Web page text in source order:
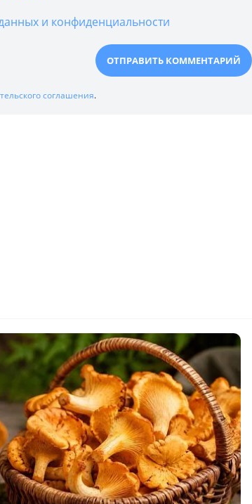
и конфиденциальности
соглашения.